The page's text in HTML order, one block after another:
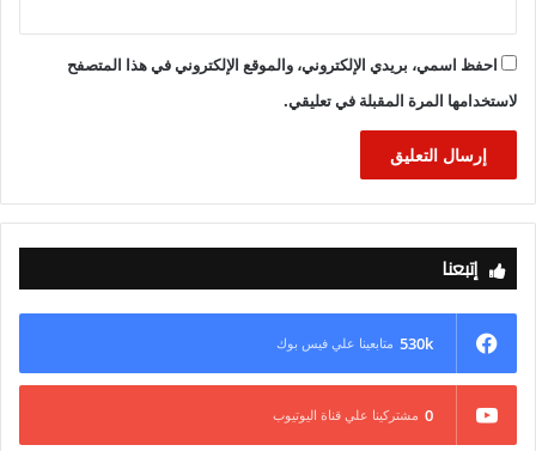
أصحاب المشروعات وإتاحة فرص تصديرية للمنتجات المحلية.
احفظ اسمي، بريدي الإلكتروني، والموقع الإلكتروني في هذا المتصفح
لاستخدامها المرة المقبلة في تعليقي.
إتبعنا
530k متابعينا علي فيس بوك
0 مشتركينا علي قناة اليوتيوب